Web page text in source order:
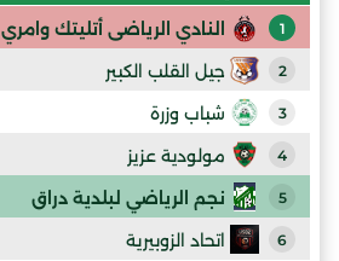
1 النادي الرياضى أتليتك وامري
2 جيل القلب الكبير
3 شباب وزرة
4 مولودية عزيز
5 نجم الرياضي لبلدية دراق
6 اتحاد الزوبيرية